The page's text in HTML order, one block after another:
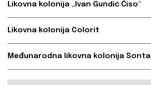
Likovna kolonija „Ivan Gundić Ćiso“
Likovna kolonija Colorit
Međunarodna likovna kolonija Sonta